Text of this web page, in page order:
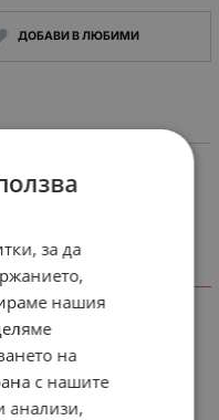
ДОБАВИ В ЛЮБИМИ
за да
нашия
на
с нашите
анализи,